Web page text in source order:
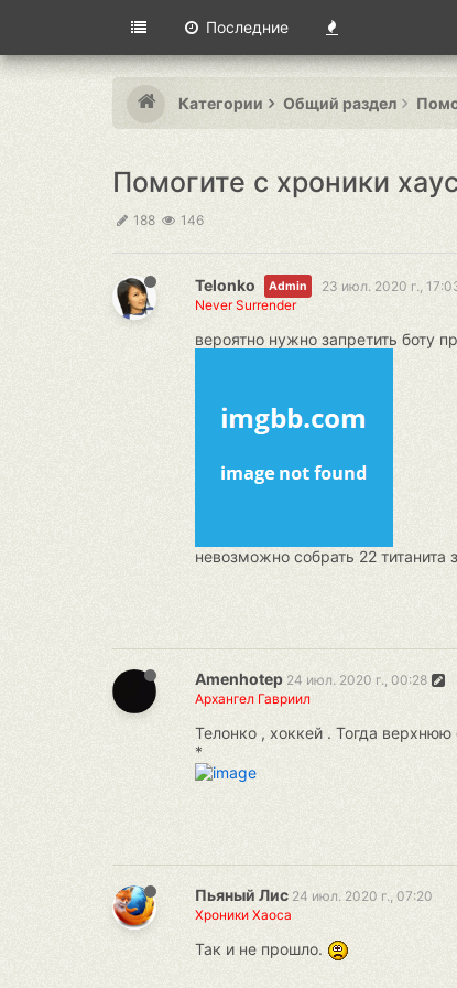
Последние
Категории Общий раздел
Помогите с хроники
188 146
Telonko Admin
23 июл. 2020 г.,
Never Surrender
вероятно нужно запретить боту
невозможно собрать 22 титанита
Amenhotep 24 июл. 2020 г., 00:28
Архангел Гавриил
Телонко , хоккей . Тогда
*
Пьяный Лис 24 июл. 2020 г., 07:20
Хроники Хаоса
Так и не прошло.